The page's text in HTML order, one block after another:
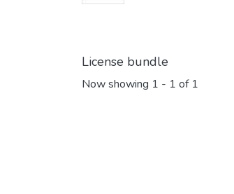
License bundle
Now showing 1 - 1 of 1